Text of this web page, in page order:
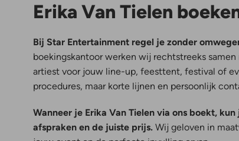
Erika Van Tielen
Bij Star Entertainment regel je zonder
boekingskantoor werken wij rechtstreeks
artiest voor jouw line-up, feesttent, festival of
procedures, maar korte lijnen en persoonlijk
Wanneer je Erika Van Tielen via ons boekt,
afspraken en de juiste prijs. Wij geloven in